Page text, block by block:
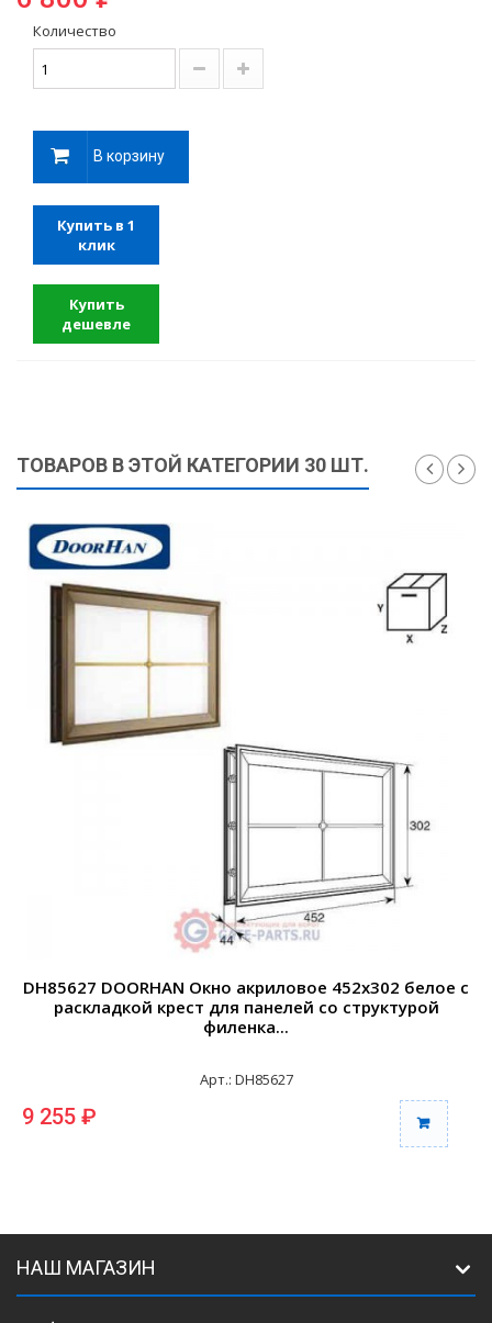
Количество
В корзину
Купить в 1
клик
Купить
дешевле
ТОВАРОВ В ЭТОЙ КАТЕГОРИИ 30 ШТ.
DH85627 DOORHAN Окно акриловое 452х302 белое с
раскладкой крест для панелей со структурой
филенка...
Арт.: DH85627
9 255 ₽
НАШ МАГАЗИН